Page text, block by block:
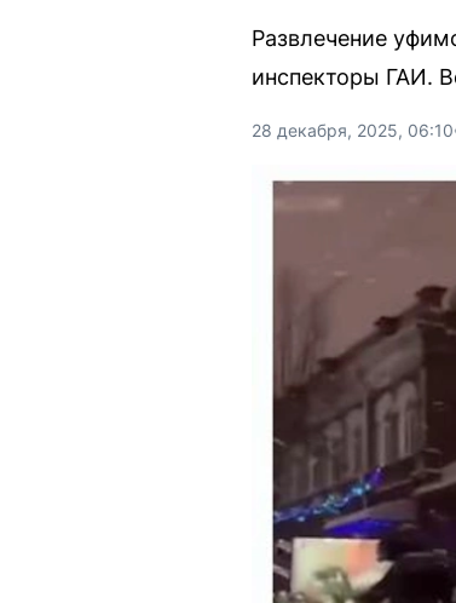
Развлечение
инспекторы ГАИ.
28 декабря, 2025, 06:10